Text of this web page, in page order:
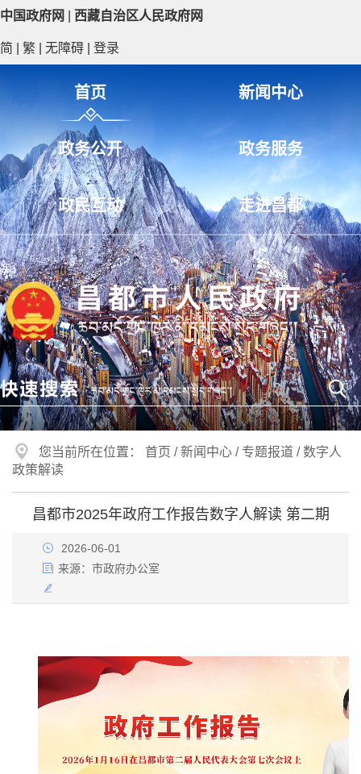
中国政府网 西藏自治区人民政府网
简 繁 无障碍 登录
首页 新闻中心
政务公开 政务服务
政民互动 走进昌都
您当前所在位置： 首页 /新闻中心 / 专题报道 /数字人
政策解读
昌都市2025年政府工作报告数字人解读 第二期
2026-06-01
来源： 市政府办公室